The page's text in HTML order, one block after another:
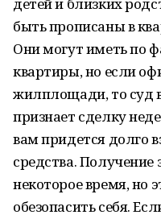
быть прописаны в
Они могут иметь по
квартиры, но если
жилплощади, то суд
признает сделку
вам придется долго
средства.
некоторое время, но
обезопасить себя.